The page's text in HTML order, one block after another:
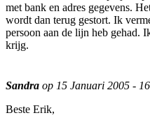
met bank en adres gegevens.
wordt dan terug gestort. Ik
persoon aan de lijn heb gehad.
krijg.
Sandra op 15 Januari 2005 -
Beste Erik,